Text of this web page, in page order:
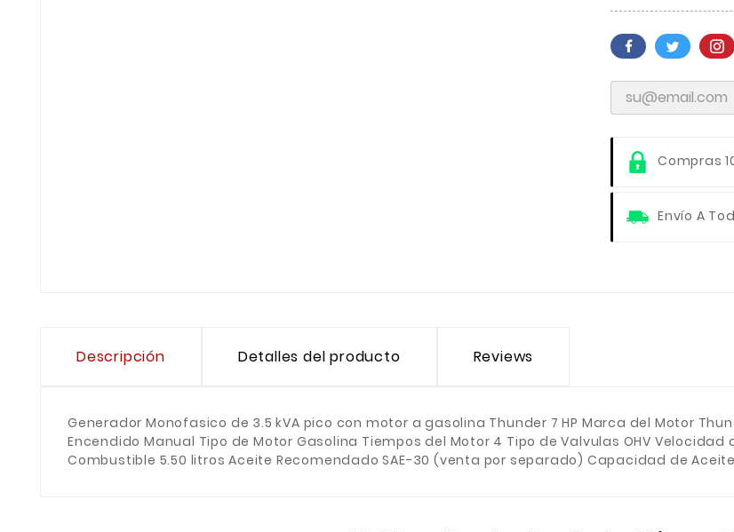
Compras
Envío A
Descripción Detalles del producto Reviews
Generador Monofasico de 3.5 kVA pico con motor a gasolina Thunder 7 HP Marca del Motor
Encendido Manual Tipo de Motor Gasolina Tiempos del Motor 4 Tipo de Valvulas OHV
Combustible 5.50 litros Aceite Recomendado SAE-30 (venta por separado) Capacidad de